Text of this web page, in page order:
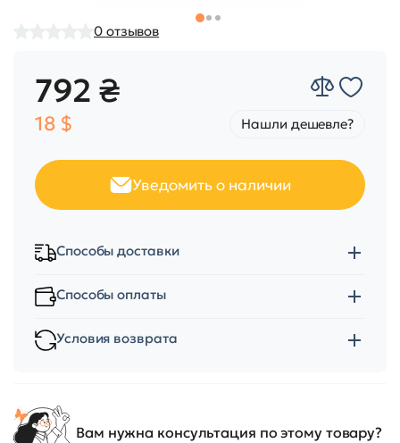
0 отзывов
792 ₴
18 $ Нашли дешевле?
Уведомить о наличии
Способы доставки
Способы оплаты
Условия возврата
Вам нужна консультация по этому товару?